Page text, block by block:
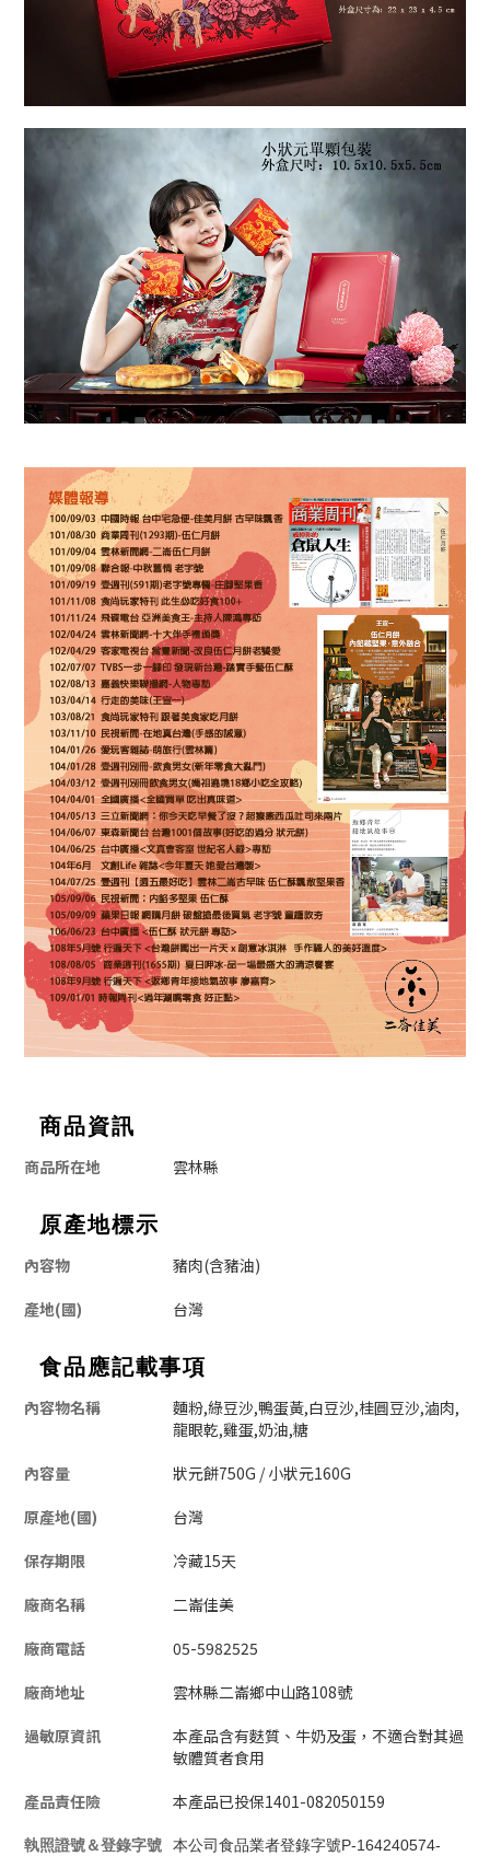
商品資訊
商品所在地 雲林縣
原產地標示
內容物
豬肉(含豬油)
產地(國)
台灣
食品應記載事項
內容物名稱
麵粉,綠豆沙,鴨蛋黃,白豆沙,桂圓豆沙,滷肉,
龍眼乾,雞蛋,奶油,糖
內容量
狀元餅750G / 小狀元160G
原產地(國)
台灣
保存期限
冷藏15天
廠商名稱
二崙佳美
廠商電話
05-5982525
廠商地址
雲林縣二崙鄉中山路108號
過敏原資訊
本產品含有麩質、牛奶及蛋，不適合對其過
敏體質者食用
產品責任險
本產品已投保1401-082050159
執照證號＆登錄字號
本公司食品業者登錄字號P-164240574-